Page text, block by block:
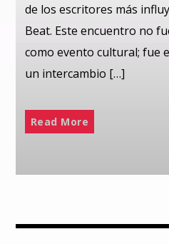
de los escritores más
Beat. Este encuentro no
como evento cultural; fue
un intercambio […]
Read More